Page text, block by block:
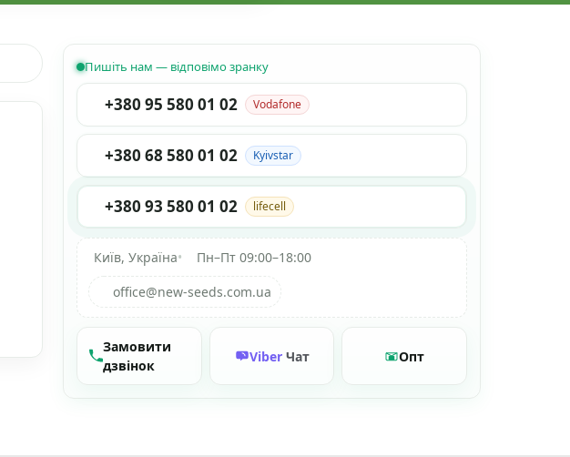
Пишіть нам — відповімо зранку
+380 95 580 01 02 Vodafone
+380 68 580 01 02 Kyivstar
+380 93 580 01 02 lifecell
Київ, Україна•
Пн–Пт 09:00–18:00
office@new-seeds.com.ua
Замовити
дзвінок
Viber Чат Опт